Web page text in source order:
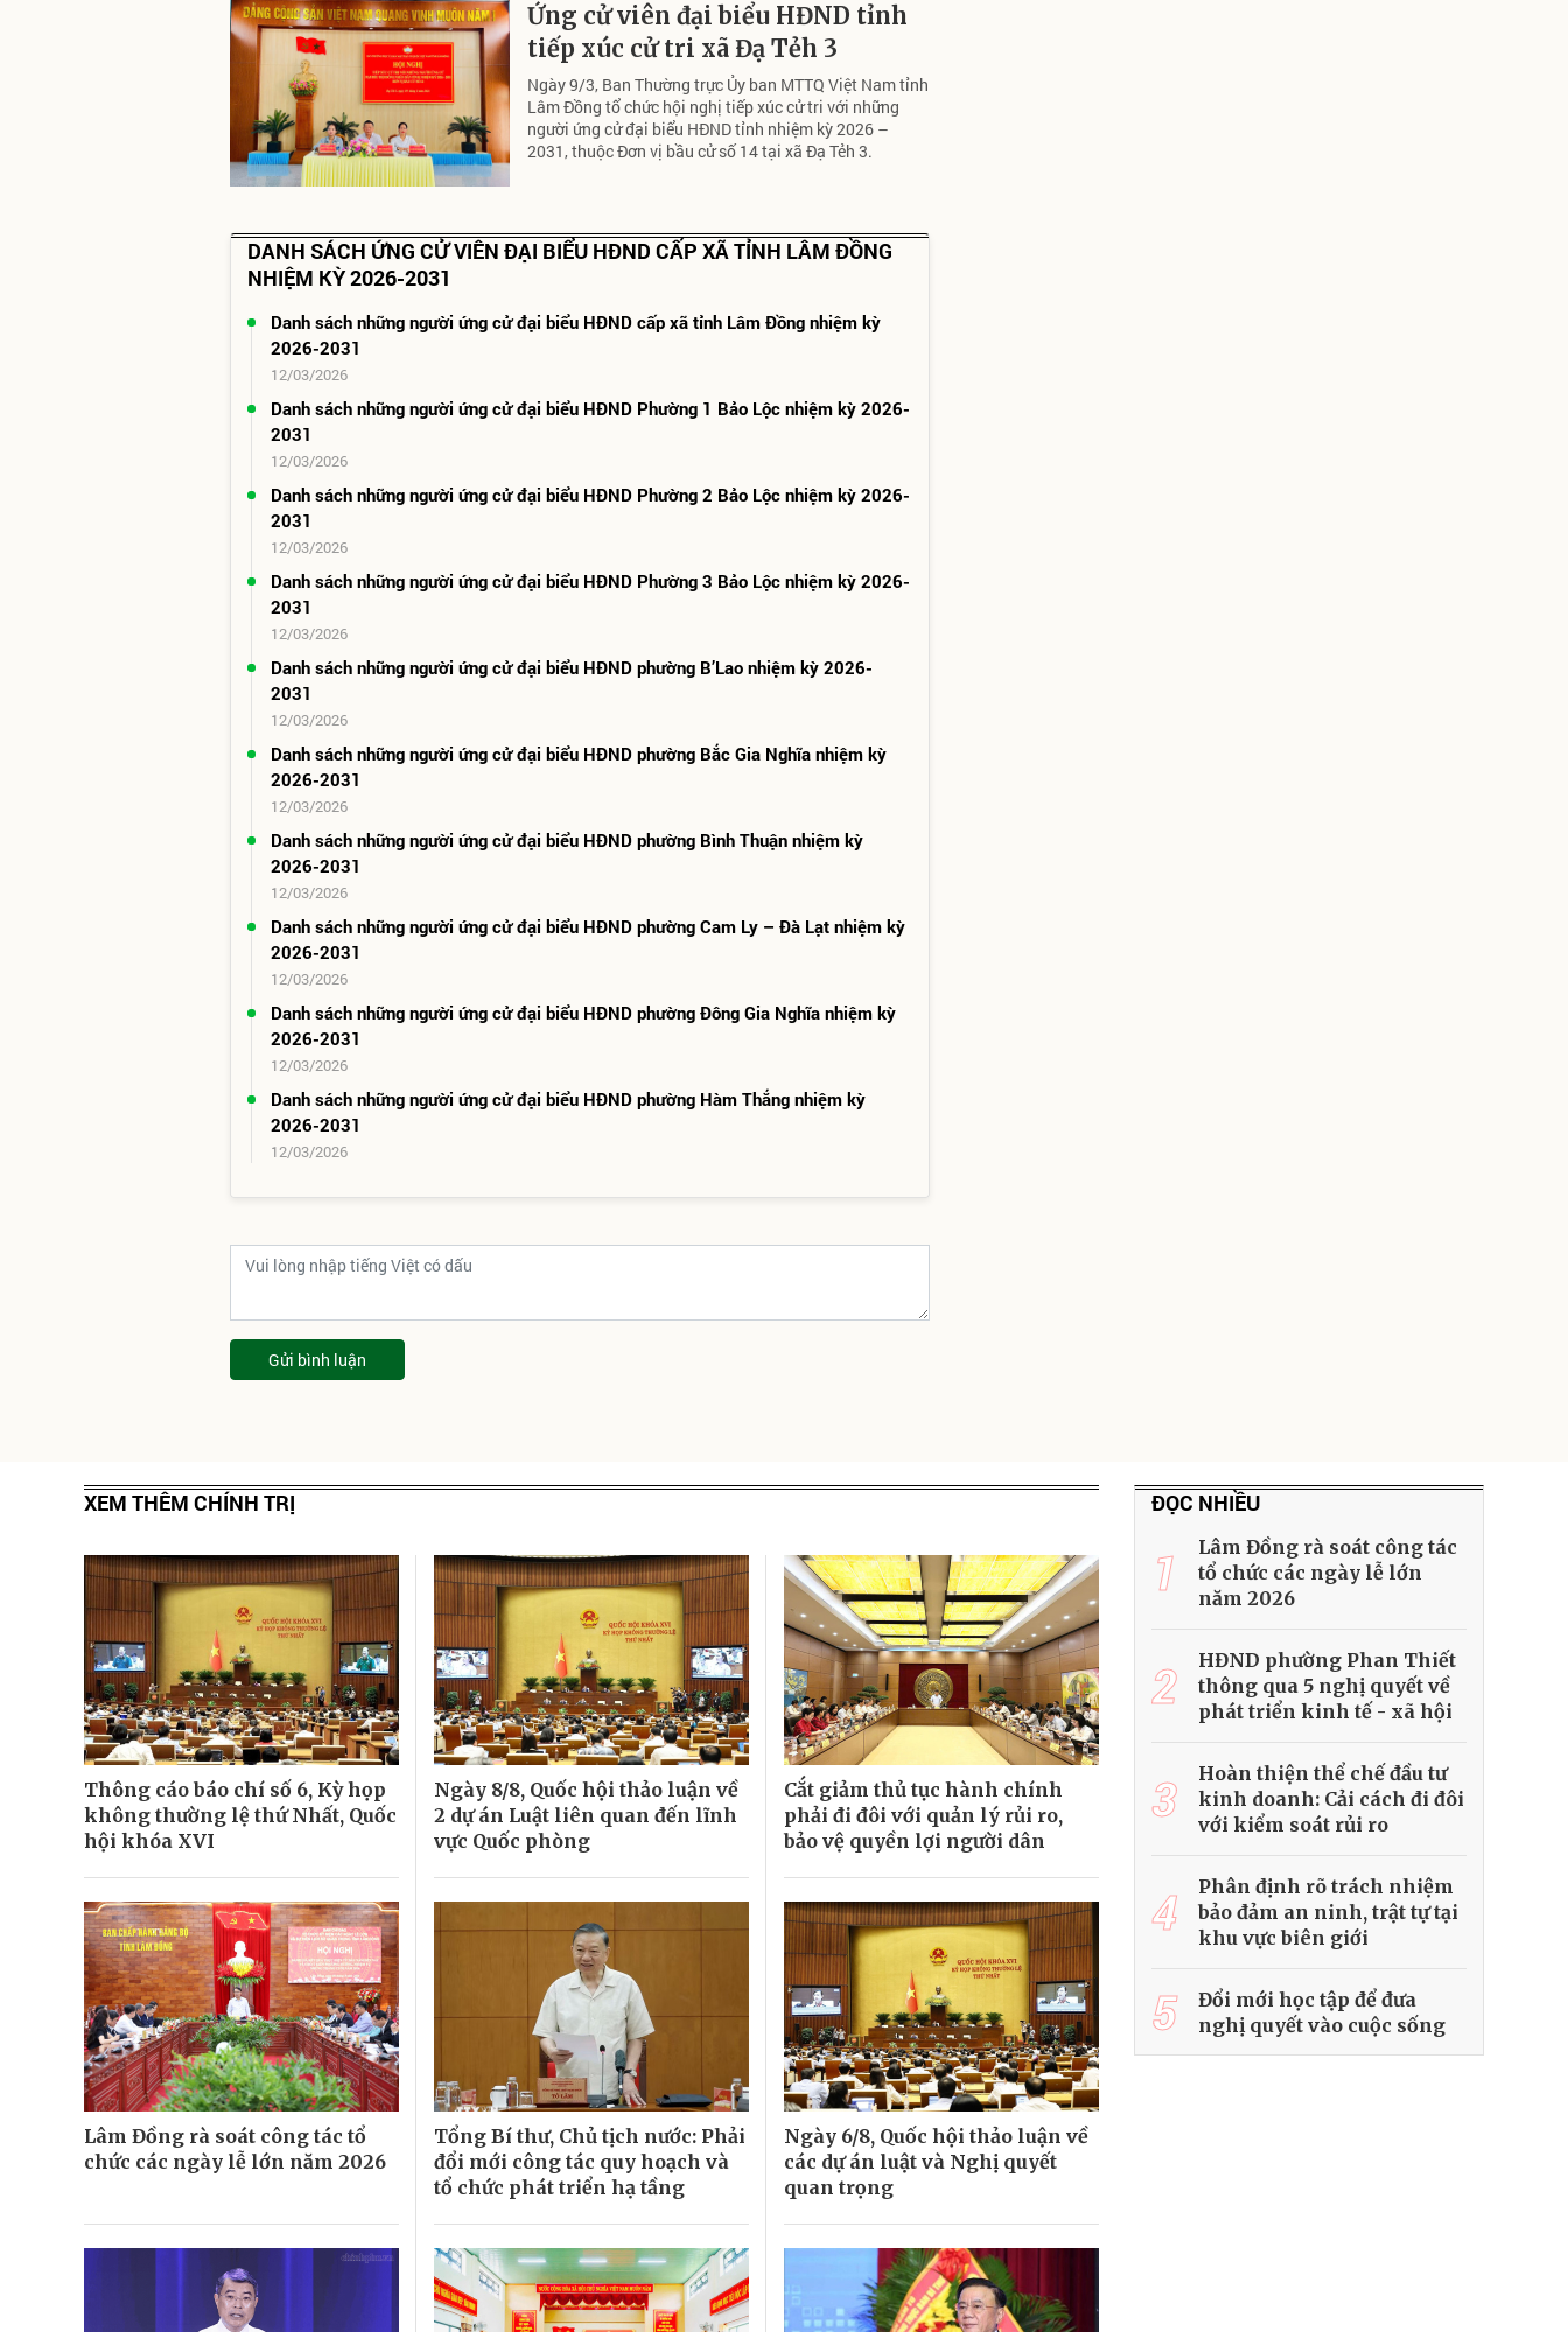
Ứng cử viên đại biểu HĐND tỉnh
tiếp xúc cử tri xã Đạ Tẻh 3
Ngày 9/3, Ban Thường trực Ủy ban MTTQ Việt Nam tỉnh
Lâm Đồng tổ chức hội nghị tiếp xúc cử tri với những
người ứng cử đại biểu HĐND tỉnh nhiệm kỳ 2026 –
2031, thuộc Đơn vị bầu cử số 14 tại xã Đạ Tẻh 3.
DANH SÁCH ỨNG CỬ VIÊN ĐẠI BIỂU HĐND CẤP XÃ TỈNH LÂM ĐỒNG
NHIỆM KỲ 2026-2031
Danh sách những người ứng cử đại biểu HĐND cấp xã tỉnh Lâm Đồng nhiệm kỳ
2026-2031
12/03/2026
Danh sách những người ứng cử đại biểu HĐND Phường 1 Bảo Lộc nhiệm kỳ 2026-
2031
12/03/2026
Danh sách những người ứng cử đại biểu HĐND Phường 2 Bảo Lộc nhiệm kỳ 2026-
2031
12/03/2026
Danh sách những người ứng cử đại biểu HĐND Phường 3 Bảo Lộc nhiệm kỳ 2026-
2031
12/03/2026
Danh sách những người ứng cử đại biểu HĐND phường B’Lao nhiệm kỳ 2026-
2031
12/03/2026
Danh sách những người ứng cử đại biểu HĐND phường Bắc Gia Nghĩa nhiệm kỳ
2026-2031
12/03/2026
Danh sách những người ứng cử đại biểu HĐND phường Bình Thuận nhiệm kỳ
2026-2031
12/03/2026
Danh sách những người ứng cử đại biểu HĐND phường Cam Ly – Đà Lạt nhiệm kỳ
2026-2031
12/03/2026
Danh sách những người ứng cử đại biểu HĐND phường Đông Gia Nghĩa nhiệm kỳ
2026-2031
12/03/2026
Danh sách những người ứng cử đại biểu HĐND phường Hàm Thắng nhiệm kỳ
2026-2031
12/03/2026
Gửi bình luận
XEM THÊM CHÍNH TRỊ
Thông cáo báo chí số 6, Kỳ họp
không thường lệ thứ Nhất, Quốc
hội khóa XVI
Ngày 8/8, Quốc hội thảo luận về
2 dự án Luật liên quan đến lĩnh
vực Quốc phòng
Cắt giảm thủ tục hành chính
phải đi đôi với quản lý rủi ro,
bảo vệ quyền lợi người dân
Lâm Đồng rà soát công tác tổ
chức các ngày lễ lớn năm 2026
Tổng Bí thư, Chủ tịch nước: Phải
đổi mới công tác quy hoạch và
tổ chức phát triển hạ tầng
Ngày 6/8, Quốc hội thảo luận về
các dự án luật và Nghị quyết
quan trọng
ĐỌC NHIỀU
1
Lâm Đồng rà soát công tác
tổ chức các ngày lễ lớn
năm 2026
2
HĐND phường Phan Thiết
thông qua 5 nghị quyết về
phát triển kinh tế - xã hội
3
Hoàn thiện thể chế đầu tư
kinh doanh: Cải cách đi đôi
với kiểm soát rủi ro
4
Phân định rõ trách nhiệm
bảo đảm an ninh, trật tự tại
khu vực biên giới
5
Đổi mới học tập để đưa
nghị quyết vào cuộc sống